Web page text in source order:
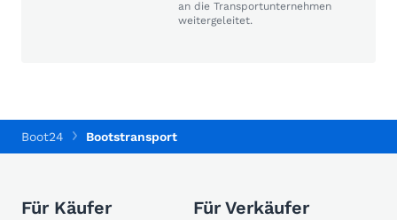
an die Transportunternehmen
weitergeleitet.
Boot24 Bootstransport
Für Käufer Für Verkäufer